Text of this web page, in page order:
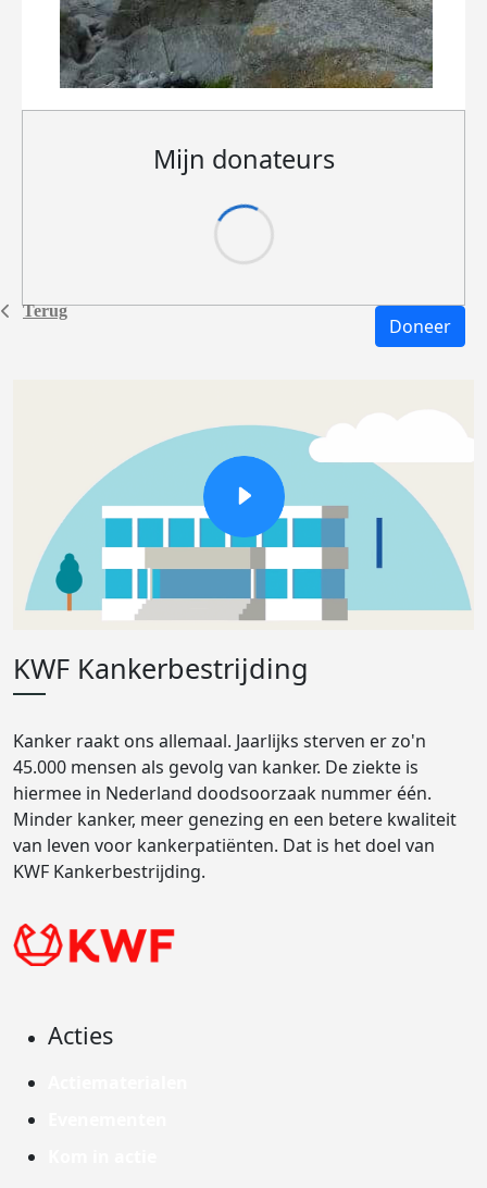
Terug
Mijn donateurs
Doneer
KWF Kankerbestrijding
Kanker raakt ons allemaal. Jaarlijks sterven er zo'n
45.000 mensen als gevolg van kanker. De ziekte is
hiermee in Nederland doodsoorzaak nummer één.
Minder kanker, meer genezing en een betere kwaliteit
van leven voor kankerpatiënten. Dat is het doel van
KWF Kankerbestrijding.
Acties